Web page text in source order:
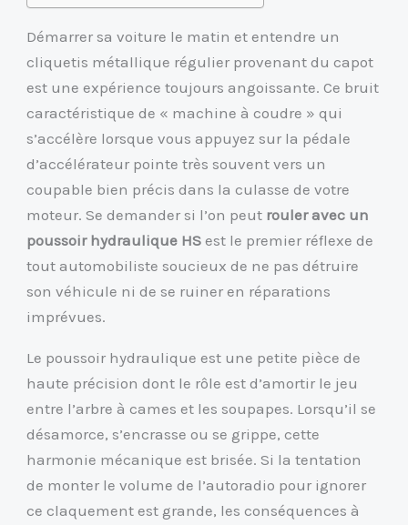
Démarrer sa voiture le matin et entendre un
cliquetis métallique régulier provenant du capot
est une expérience toujours angoissante. Ce bruit
caractéristique de « machine à coudre » qui
s’accélère lorsque vous appuyez sur la pédale
d’accélérateur pointe très souvent vers un
coupable bien précis dans la culasse de votre
moteur. Se demander si l’on peut rouler avec un
poussoir hydraulique HS est le premier réflexe de
tout automobiliste soucieux de ne pas détruire
son véhicule ni de se ruiner en réparations
imprévues.
Le poussoir hydraulique est une petite pièce de
haute précision dont le rôle est d’amortir le jeu
entre l’arbre à cames et les soupapes. Lorsqu’il se
désamorce, s’encrasse ou se grippe, cette
harmonie mécanique est brisée. Si la tentation
de monter le volume de l’autoradio pour ignorer
ce claquement est grande, les conséquences à